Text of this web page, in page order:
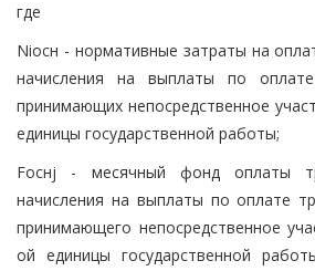
где
Niосн - нормативные затраты на
начисления на выплаты по
принимающих непосредственное
единицы государственной работы;
Fоснj - месячный фонд оплаты
начисления на выплаты по оплате
принимающего непосредственное
ой единицы государственной